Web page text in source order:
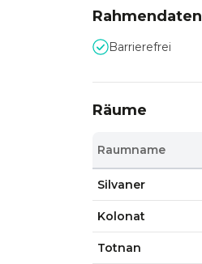
Rahmendaten
Barrierefrei
Räume
Raumname
Silvaner
Kolonat
Totnan